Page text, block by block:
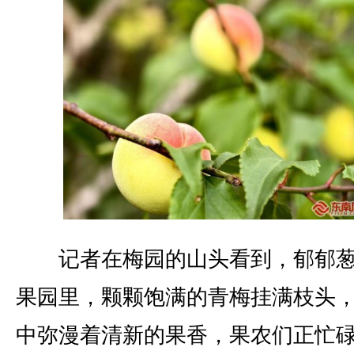
记者在梅园的山头看到，郁郁
果园里，颗颗饱满的青梅挂满枝头
中弥漫着清新的果香，果农们正忙